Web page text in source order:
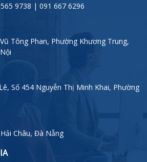
9738 | 091 667 6296
Tông Phan, Phường Khương Trung,
Số 454 Nguyễn Thị Minh Khai, Phường
Châu, Đà Nẵng